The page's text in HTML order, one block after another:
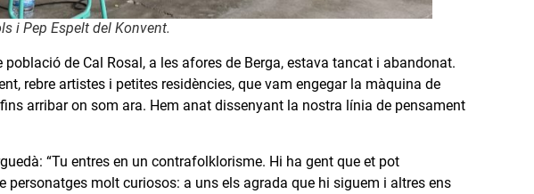
i Pep Espelt del Konvent.
de Cal Rosal, a les afores de Berga, estava tancat i abandonat.
rebre artistes i petites residències, que vam engegar la màquina de
arribar on som ara. Hem anat dissenyant la nostra línia de pensament
“Tu entres en un contrafolklorisme. Hi ha gent que et pot
molt curiosos: a uns els agrada que hi siguem i altres ens